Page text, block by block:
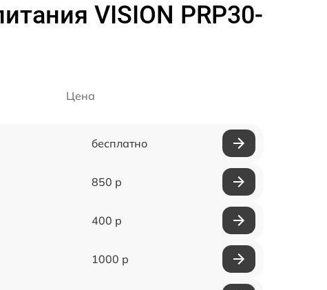
VISION PRP30-
Цена
бесплатно
850 р
400 р
1000 р